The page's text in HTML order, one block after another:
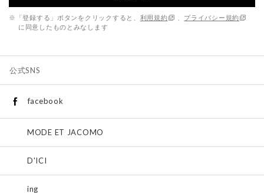
※「登録する」ボタンをクリックすると、 利用規約
プライバシー規約
に同意したものとみなします
公式SNS
facebook
MODE ET JACOMO
D'ICI
ing